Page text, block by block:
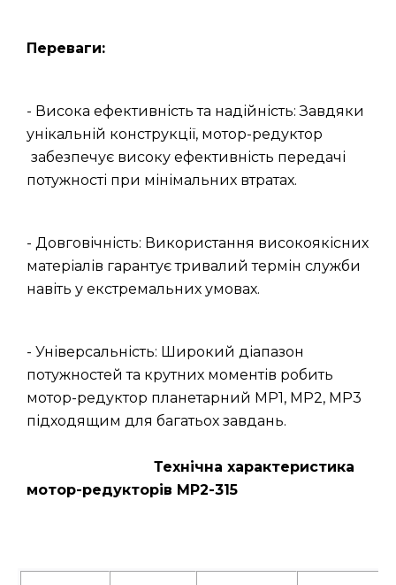
Переваги:
- Висока ефективність та надійність: Завдяки
унікальній конструкції, мотор-редуктор
забезпечує високу ефективність передачі
потужності при мінімальних втратах.
- Довговічність: Використання високоякісних
матеріалів гарантує тривалий термін служби
навіть у екстремальних умовах.
- Універсальність: Широкий діапазон
потужностей та крутних моментів робить
мотор-редуктор планетарний МР1, МР2, МР3
підходящим для багатьох завдань.
Технічна характеристика
мотор-редукторів МР2-315